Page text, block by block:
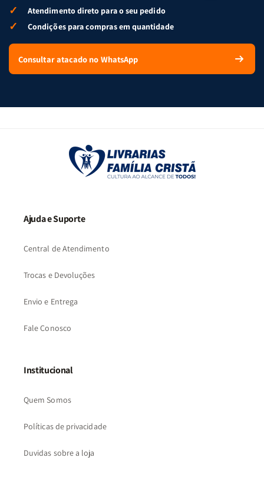
✓ Atendimento direto para o seu pedido
✓ Condições para compras em quantidade
Consultar atacado no WhatsApp
Ajuda e Suporte
Central de Atendimento
Trocas e Devoluções
Envio e Entrega
Fale Conosco
Institucional
Quem Somos
Políticas de privacidade
Duvidas sobre a loja